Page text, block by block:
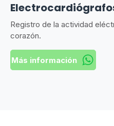
Registro de la actividad
corazón.
Más información